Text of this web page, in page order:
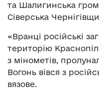
та Шалигинська
Сіверська
«Вранці російські
територію
з мінометів,
Вогонь вівся з
вязове.